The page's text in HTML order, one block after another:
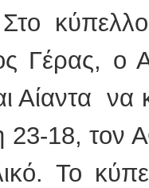
Γέρας, ο
να
23-18, τον
Το